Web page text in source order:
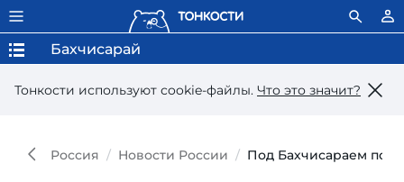
Тонкости используют сookie-файлы. Что это значит?
Бахчисарай
Россия Новости России Под Бахчисараем